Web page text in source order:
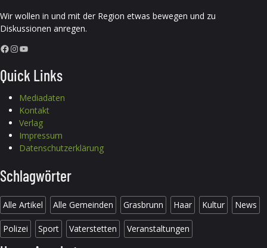
Wir wollen in und mit der Region etwas bewegen und zu
Diskussionen anregen.
Facebook InstagramYouTube
Quick Links
Mediadaten
Kontakt
Verlag
Impressum
Datenschutzerklärung
Schlagwörter
Alle Artikel Alle Gemeinden Grasbrunn Haar Kultur News
Polizei Sport Vaterstetten Veranstaltungen